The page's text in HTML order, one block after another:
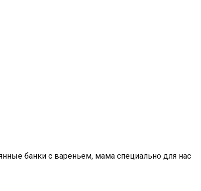
банки с вареньем, мама специально для нас